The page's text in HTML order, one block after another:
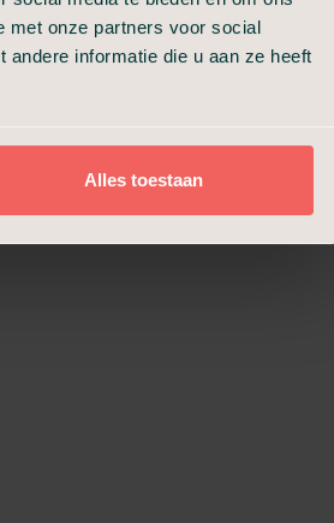
met onze partners voor social
informatie die u aan ze heeft
Alles toestaan